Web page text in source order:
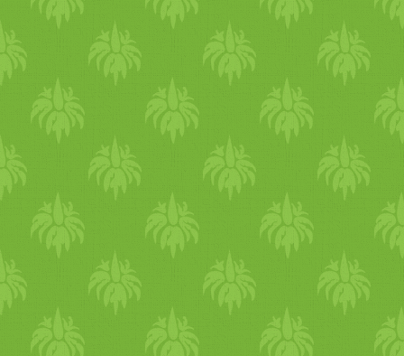
meghatározni, de így
is a haláltól, és élni
angol
ul. Állatkísérletek
állatkísérletekről. Sajnos
megkérnek, hogy
Az egyik állatkísérlet
egyik veséjét, majd a bal